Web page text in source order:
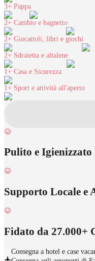
3+ Pappa
2+ Cambio e bagnetto
2+ Giocattoli, libri e giochi
2+ Sdraietta e altalene
1+ Casa e Sicurezza
1+ Sport e attività all'aperto
Pulito e
Supporto Locale e
Fidato da 27.000+
Consegna a hotel e case